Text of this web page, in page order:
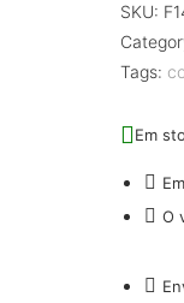
SKU:
Tags:
Em
O